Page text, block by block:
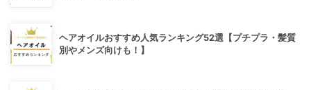
ヘアオイルおすすめ人気ランキング52選【プチプラ・髪質
別やメンズ向けも！】